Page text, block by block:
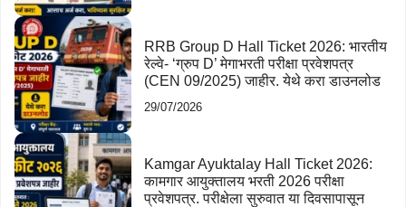
RRB Group D Hall Ticket 2026: भारतीय
रेल्वे- ‘ग्रुप D’ मेगाभरती परीक्षा प्रवेशपत्र
(CEN 09/2025) जाहीर. येथे करा डाउनलोड
29/07/2026
Kamgar Ayuktalay Hall Ticket 2026:
कामगार आयुक्तालय भरती 2026 परीक्षा
प्रवेशपत्र. परीक्षेला सुरुवात या दिवसापासून